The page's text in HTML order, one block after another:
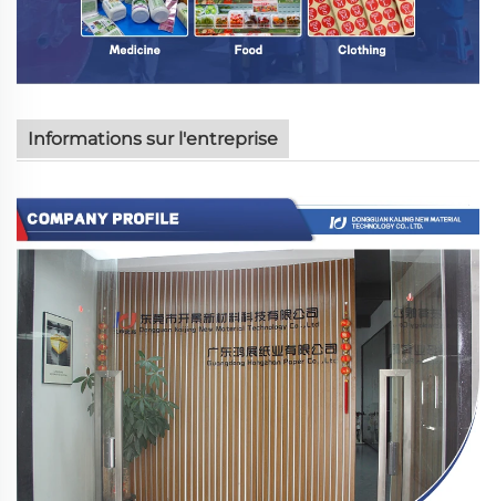
Informations sur l'entreprise